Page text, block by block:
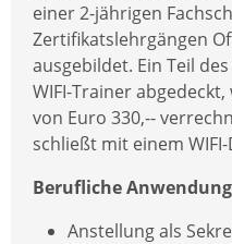
einer 2-jährigen
Zertifikatslehrgängen
ausgebildet. Ein Teil
WIFI-Trainer
von Euro 330,--
schließt mit einem
Berufliche
Anstellung als